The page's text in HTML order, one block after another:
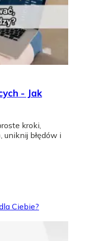
- Jak
kroki,
uniknij błędów i
Ciebie?